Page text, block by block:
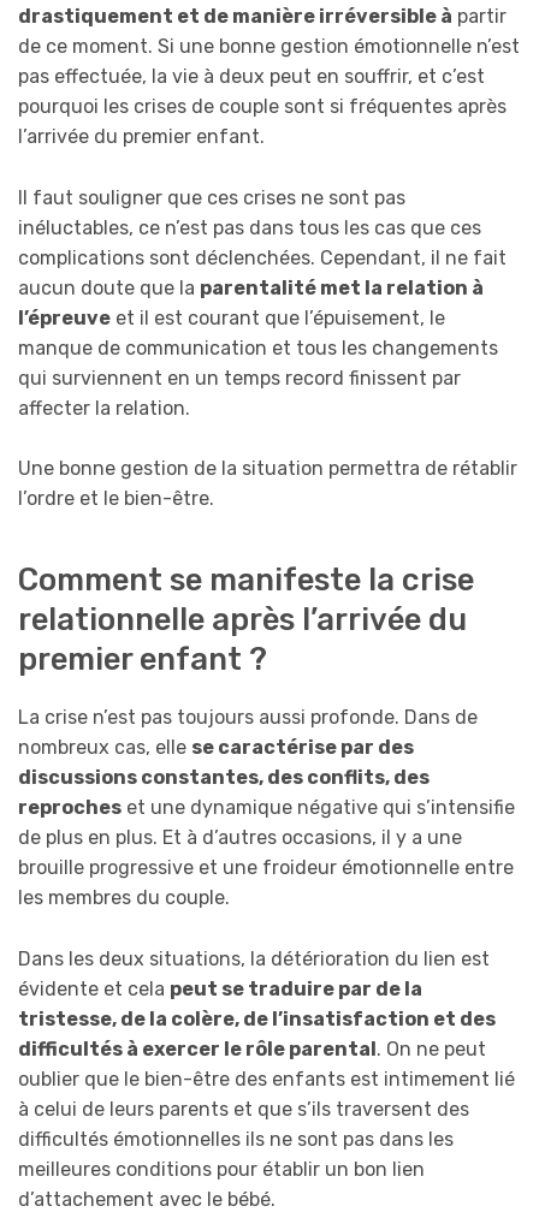
drastiquement et de manière irréversible à partir
de ce moment. Si une bonne gestion émotionnelle n’est
pas effectuée, la vie à deux peut en souffrir, et c’est
pourquoi les crises de couple sont si fréquentes après
l’arrivée du premier enfant.
Il faut souligner que ces crises ne sont pas
inéluctables, ce n’est pas dans tous les cas que ces
complications sont déclenchées. Cependant, il ne fait
aucun doute que la parentalité met la relation à
l’épreuve et il est courant que l’épuisement, le
manque de communication et tous les changements
qui surviennent en un temps record finissent par
affecter la relation.
Une bonne gestion de la situation permettra de rétablir
l’ordre et le bien-être.
Comment se manifeste la crise
relationnelle après l’arrivée du
premier enfant ?
La crise n’est pas toujours aussi profonde. Dans de
nombreux cas, elle se caractérise par des
discussions constantes, des conflits, des
reproches et une dynamique négative qui s’intensifie
de plus en plus. Et à d’autres occasions, il y a une
brouille progressive et une froideur émotionnelle entre
les membres du couple.
Dans les deux situations, la détérioration du lien est
évidente et cela peut se traduire par de la
tristesse, de la colère, de l’insatisfaction et des
difficultés à exercer le rôle parental. On ne peut
oublier que le bien-être des enfants est intimement lié
à celui de leurs parents et que s’ils traversent des
difficultés émotionnelles ils ne sont pas dans les
meilleures conditions pour établir un bon lien
d’attachement avec le bébé.